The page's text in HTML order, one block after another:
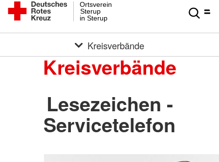
in Sterup
Sterup
Ortsverein
Kreisverbände
Kreisverbände
Lesezeichen -
Servicetelefon